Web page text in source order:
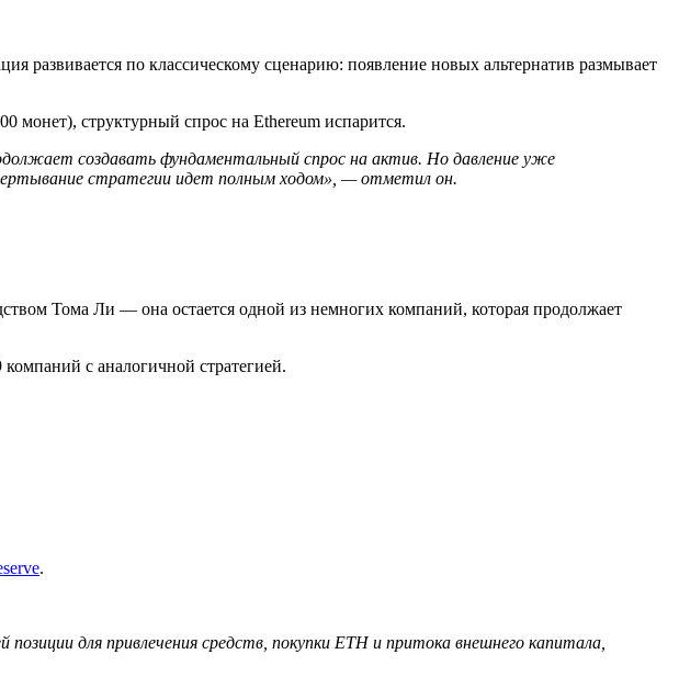
развивается по классическому сценарию: появление новых альтернатив размывает
монет), структурный спрос на Ethereum испарится.
создавать фундаментальный спрос на актив. Но давление уже
стратегии идет полным ходом», — отметил он.
Тома Ли — она остается одной из немногих компаний, которая продолжает
с аналогичной стратегией.
.
для привлечения средств, покупки ETH и притока внешнего капитала,